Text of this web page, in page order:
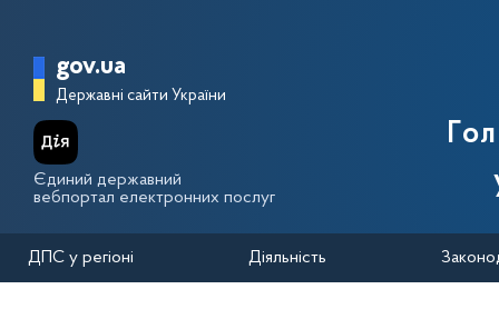
Головна сторінка Державної
gov.ua
Державні сайти України
Єдиний державний
вебпортал електронних послуг
ДПС у регіоні Діяльність